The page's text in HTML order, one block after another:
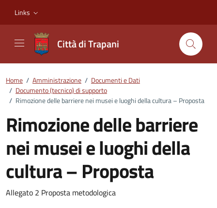
Links
Città di Trapani
Home / Amministrazione / Documenti e Dati
/ Documento (tecnico) di supporto
/ Rimozione delle barriere nei musei e luoghi della cultura – Proposta
Rimozione delle barriere
nei musei e luoghi della
cultura – Proposta
Dettagli del documento
Allegato 2 Proposta metodologica